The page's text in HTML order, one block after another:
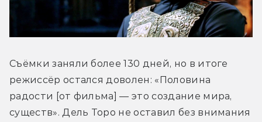
Съёмки заняли более 130 дней, но в итоге
режиссёр остался доволен: «Половина
радости [от фильма] — это создание мира,
существ». Дель Торо не оставил без внимания